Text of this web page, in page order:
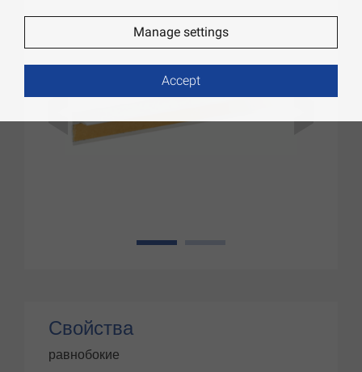
1
Свойства
равнобокие
Manage settings
Accept